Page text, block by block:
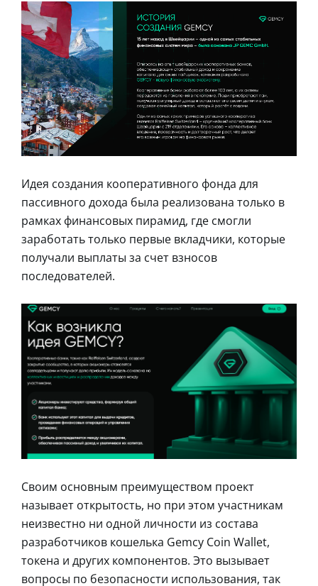
Идея создания кооперативного фонда для
пассивного дохода была реализована только в
рамках финансовых пирамид, где смогли
заработать только первые вкладчики, которые
получали выплаты за счет взносов
последователей.
Своим основным преимуществом проект
называет открытость, но при этом участникам
неизвестно ни одной личности из состава
разработчиков кошелька Gemcy Coin Wallet,
токена и других компонентов. Это вызывает
вопросы по безопасности использования, так